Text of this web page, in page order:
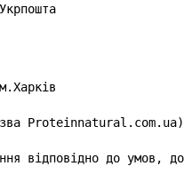
Proteinnatural.com.ua)
відповідно до умов,